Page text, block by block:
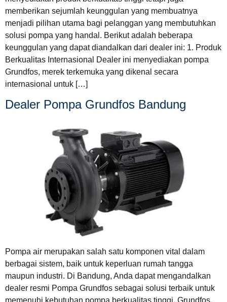
memberikan sejumlah keunggulan yang membuatnya
menjadi pilihan utama bagi pelanggan yang membutuhkan
solusi pompa yang handal. Berikut adalah beberapa
keunggulan yang dapat diandalkan dari dealer ini: 1. Produk
Berkualitas Internasional Dealer ini menyediakan pompa
Grundfos, merek terkemuka yang dikenal secara
internasional untuk […]
Dealer Pompa Grundfos Bandung
Pompa air merupakan salah satu komponen vital dalam
berbagai sistem, baik untuk keperluan rumah tangga
maupun industri. Di Bandung, Anda dapat mengandalkan
dealer resmi Pompa Grundfos sebagai solusi terbaik untuk